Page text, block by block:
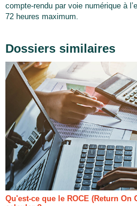
compte-rendu par voie numérique à
72 heures maximum.
Dossiers similaires
Qu'est-ce que le ROCE (Return